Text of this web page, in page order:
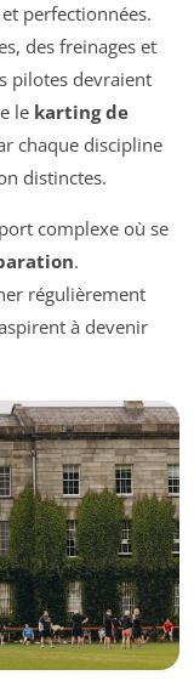
perfectionnées.
des freinages et
pilotes devraient
le karting de
chaque discipline
distinctes.
complexe où se
.
régulièrement
à devenir